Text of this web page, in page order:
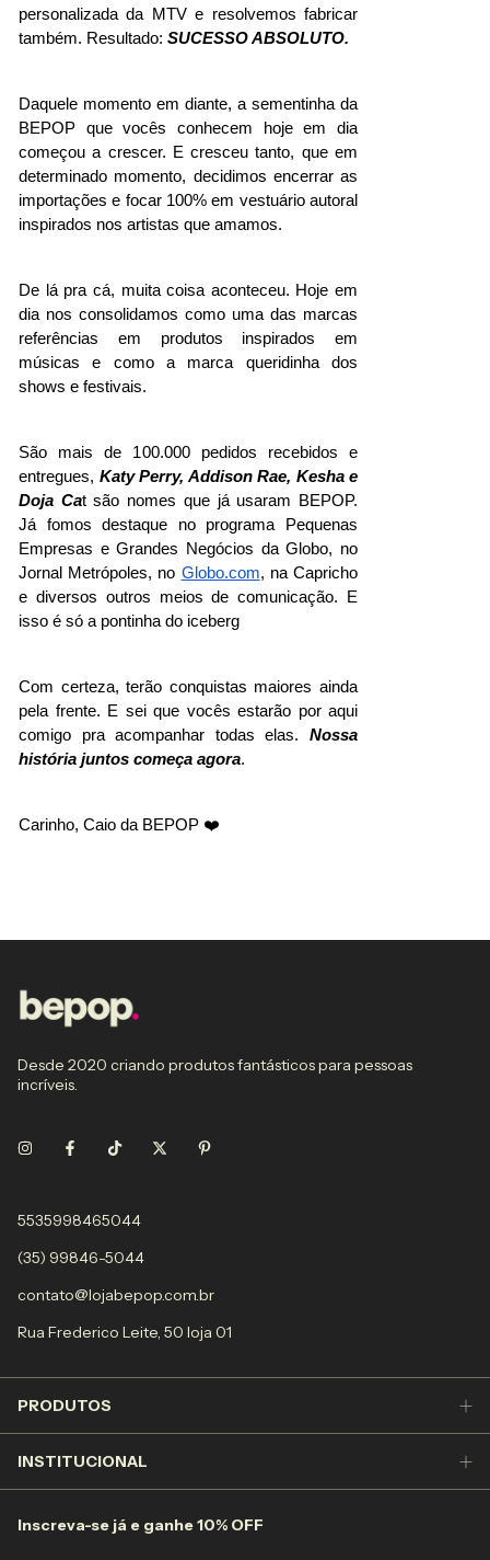
personalizada da MTV e resolvemos fabricar
também. Resultado: SUCESSO ABSOLUTO.
Daquele momento em diante, a sementinha da
BEPOP que vocês conhecem hoje em dia
começou a crescer. E cresceu tanto, que em
determinado momento, decidimos encerrar as
importações e focar 100% em vestuário autoral
inspirados nos artistas que amamos.
De lá pra cá, muita coisa aconteceu. Hoje em
dia nos consolidamos como uma das marcas
referências em produtos inspirados em
músicas e como a marca queridinha dos
shows e festivais.
São mais de 100.000 pedidos recebidos e
entregues, Katy Perry, Addison Rae, Kesha e
Doja Cat são nomes que já usaram BEPOP.
Já fomos destaque no programa Pequenas
Empresas e Grandes Negócios da Globo, no
Jornal Metrópoles, no Globo.com, na Capricho
e diversos outros meios de comunicação. E
isso é só a pontinha do iceberg
Com certeza, terão conquistas maiores ainda
pela frente. E sei que vocês estarão por aqui
comigo pra acompanhar todas elas. Nossa
história juntos começa agora.
Carinho, Caio da BEPOP ❤️
Desde 2020 criando produtos fantásticos para pessoas
incríveis.
5535998465044
(35) 99846-5044
contato@lojabepop.com.br
Rua Frederico Leite, 50 loja 01
PRODUTOS
INSTITUCIONAL
Inscreva-se já e ganhe 10% OFF